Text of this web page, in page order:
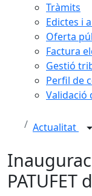
Tràmits
Edictes i
Oferta
Factura
Gestió
Perfil de
Validació
Actualitat
PATUFET